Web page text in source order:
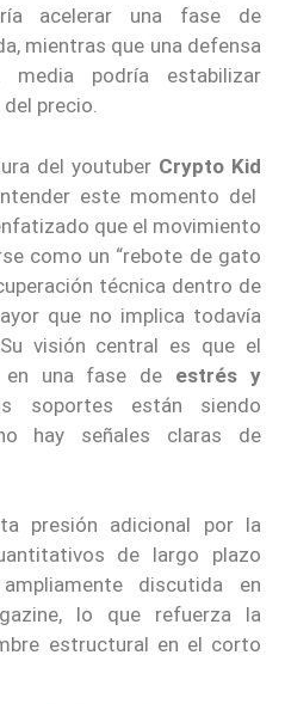
acelerar una fase de
mientras que una defensa
podría estabilizar
precio.
del youtuber Crypto Kid
este momento del
que el movimiento
como un “rebote de gato
técnica dentro de
que no implica todavía
visión central es que el
en una fase de estrés y
soportes están siendo
hay señales claras de
presión adicional por la
de largo plazo
discutida en
lo que refuerza la
estructural en el corto